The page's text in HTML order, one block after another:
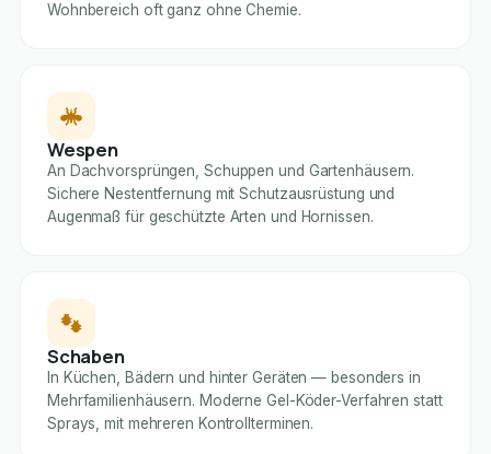
Wohnbereich oft ganz ohne Chemie.
Wespen
An Dachvorsprüngen, Schuppen und Gartenhäusern.
Sichere Nestentfernung mit Schutzausrüstung und
Augenmaß für geschützte Arten und Hornissen.
Schaben
In Küchen, Bädern und hinter Geräten — besonders in
Mehrfamilienhäusern. Moderne Gel-Köder-Verfahren statt
Sprays, mit mehreren Kontrollterminen.